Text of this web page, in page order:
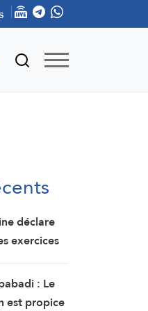
déclare
exercices
: Le
est propice